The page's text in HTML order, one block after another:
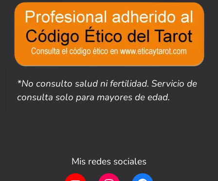
*No consulto salud ni fertilidad. Servicio de
consulta solo para mayores de edad.
Mis redes sociales